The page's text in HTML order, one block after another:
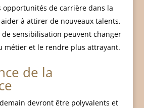
opportunités de carrière dans la
à attirer de nouveaux talents.
de sensibilisation peuvent changer
métier et le rendre plus attrayant.
de la
devront être polyvalents et